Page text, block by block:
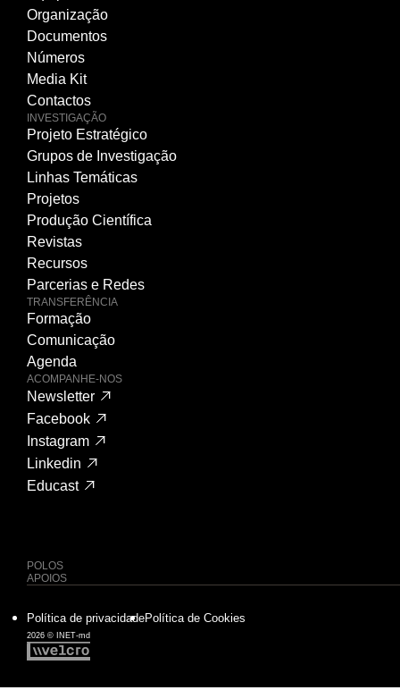
Organização
Documentos
Números
Media Kit
Contactos
INVESTIGAÇÃO
Projeto Estratégico
Grupos de Investigação
Linhas Temáticas
Projetos
Produção Científica
Revistas
Recursos
Parcerias e Redes
TRANSFERÊNCIA
Formação
Comunicação
Agenda
ACOMPANHE-NOS
Newsletter
Facebook
Instagram
Linkedin
Educast
POLOS
APOIOS
2026 © INET-md
Política de privacidadePolítica de Cookies